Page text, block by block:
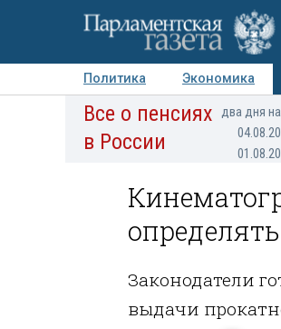
Политика Экономика
Авторы Персоны
Все о пенсиях
в России
два дня
Законодатели
выдачи